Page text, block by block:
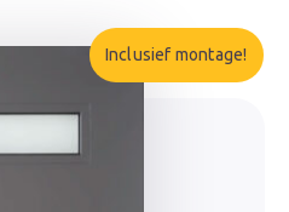
Inclusief montage!